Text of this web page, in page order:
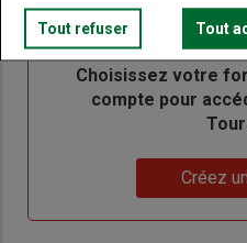
titre
TITRE CRÉEZ
BodyChoisissez votre
compte pour
Créez
Tout refuser Tout